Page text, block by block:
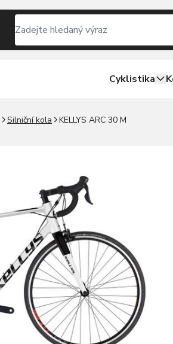
Cyklistika
Silniční kola KELLYS ARC 30 M